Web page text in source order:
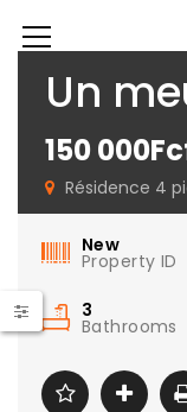
Un
150
Résidence 4
New
Property ID
3
Bathrooms